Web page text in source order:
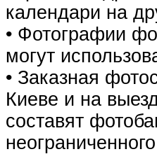
календари на
• Фотографии
могут
• Заказная
Киеве и на
составят